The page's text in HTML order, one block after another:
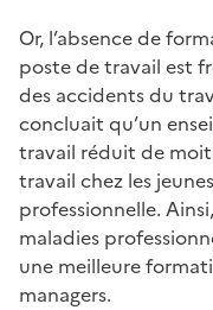
Or, l’absence de
poste de travail est
des accidents du
concluait qu’un
travail réduit de
travail chez les
professionnelle.
maladies
une meilleure
managers.